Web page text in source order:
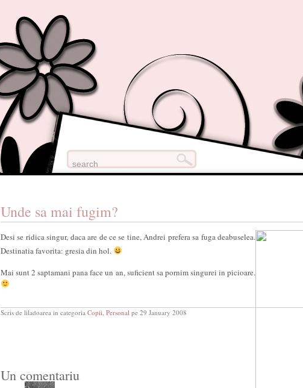
Unde sa mai fugim?
Desi se ridica singur, daca are de ce se tine, Andrei prefera sa fuga deabuselea.
Destinatia favorita: gresia din hol.
Mai sunt 2 saptamani pana face un an, suficient sa pornim singurei in picioare.
Scris de liladoarea in categoria Copii, Personal pe 29 January 2008
Un comentariu